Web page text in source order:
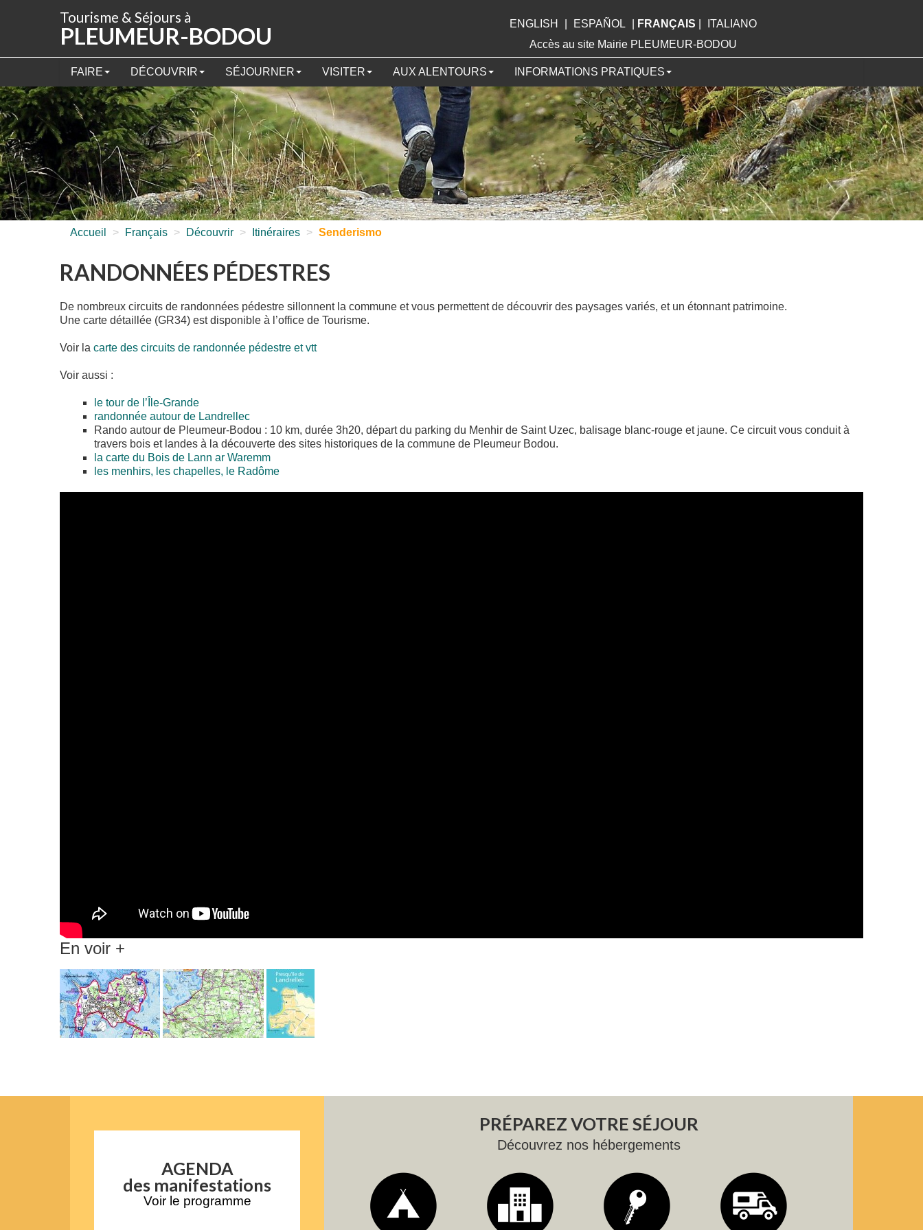
Tourisme & Séjours à
PLEUMEUR-BODOU ENGLISH ESPAÑOL FRANÇAIS
ITALIANO
Accès au site Mairie PLEUMEUR-BODOU
FAIRE DÉCOUVRIR SÉJOURNER VISITER AUX ALENTOURS INFORMATIONS PRATIQUES
Accueil > Français > Découvrir > Itinéraires > Senderismo
RANDONNÉES PÉDESTRES
De nombreux circuits de randonnées pédestre sillonnent la commune et vous permettent de découvrir des paysages variés, et un étonnant patrimoine.
Une carte détaillée (GR34) est disponible à l’office de Tourisme.
Voir la carte des circuits de randonnée pédestre et vtt
Voir aussi :
le tour de l’Île-Grande
randonnée autour de Landrellec
Rando autour de Pleumeur-Bodou : 10 km, durée 3h20, départ du parking du Menhir de Saint Uzec, balisage blanc-rouge et jaune. Ce circuit vous conduit à
travers bois et landes à la découverte des sites historiques de la commune de Pleumeur Bodou.
la carte du Bois de Lann ar Waremm
les menhirs, les chapelles, le Radôme
En voir +
AGENDA
des manifestations
Voir le programme
PRÉPAREZ VOTRE SÉJOUR
Découvrez nos hébergements